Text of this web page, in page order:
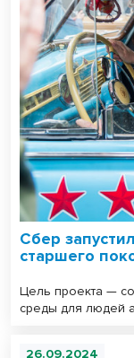
Сбер
старшего
Цель проекта —
среды для людей
26.09.2024